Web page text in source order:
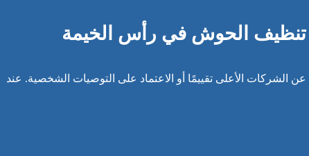
تنظيف الحوش في رأس الخيمة
الشركات الأعلى تقييمًا أو الاعتماد على التوصيات الشخصية. عند